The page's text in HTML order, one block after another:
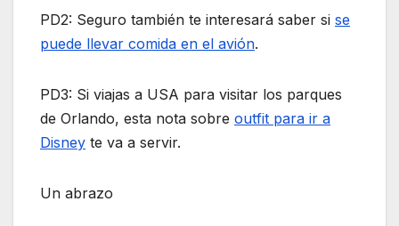
PD2: Seguro también te interesará saber si se
puede llevar comida en el avión.
PD3: Si viajas a USA para visitar los parques
de Orlando, esta nota sobre outfit para ir a
Disney te va a servir.
Un abrazo